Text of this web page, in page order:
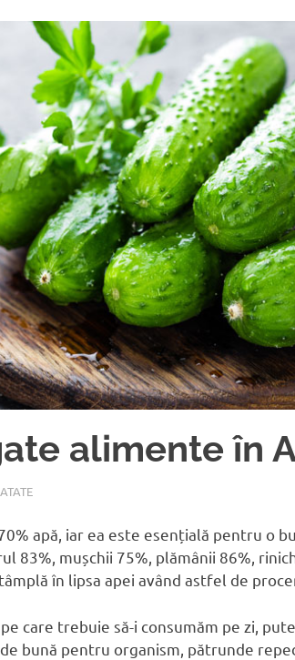
alimente în
apă, iar ea este esențială pentru o
83%, mușchii 75%, plămânii 86%,
în lipsa apei având astfel de
care trebuie să-i consumăm pe zi,
bună pentru organism, pătrunde